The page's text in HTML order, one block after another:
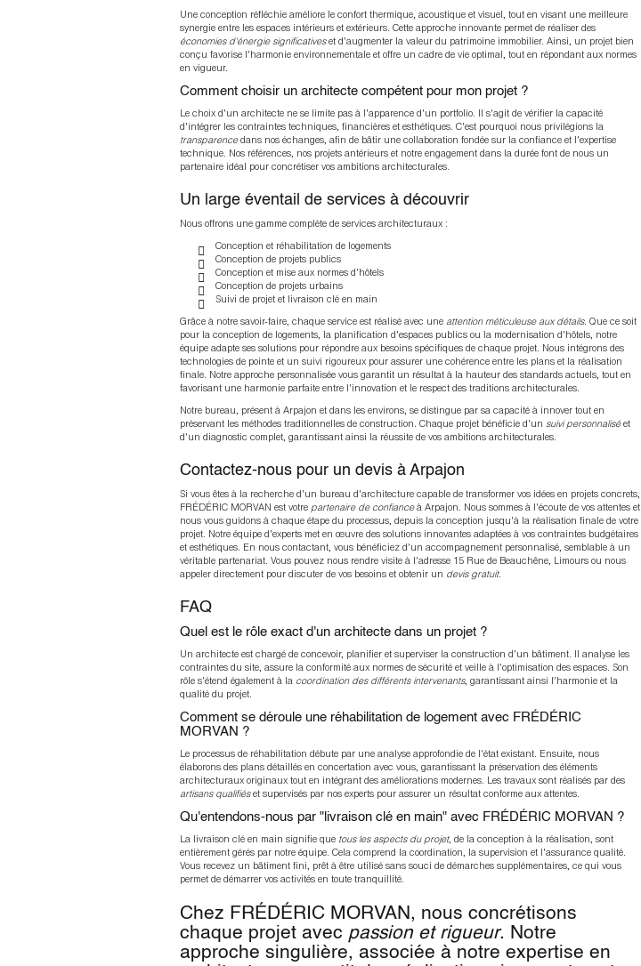
Une conception réfléchie améliore le confort thermique, acoustique et visuel, tout en visant une meilleure
synergie entre les espaces intérieurs et extérieurs. Cette approche innovante permet de réaliser des
économies d'énergie significativeset d'augmenter la valeur du patrimoine immobilier. Ainsi, un projet bien
conçu favorise l'harmonie environnementale et offre un cadre de vie optimal, tout en répondant aux normes
en vigueur.
Comment choisir un architecte compétent pour mon projet ?
Le choix d'un architecte ne se limite pas à l'apparence d'un portfolio. Il s'agit de vérifier la capacité
d'intégrer les contraintes techniques, financières et esthétiques. C'est pourquoi nous privilégions la
transparencedans nos échanges, afin de bâtir une collaboration fondée sur la confiance et l'expertise
technique. Nos références, nos projets antérieurs et notre engagement dans la durée font de nous un
partenaire idéal pour concrétiser vos ambitions architecturales.
Un large éventail de services à découvrir
Nous offrons une gamme complète de services architecturaux :
Conception et réhabilitation de logements
Conception de projets publics
Conception et mise aux normes d'hôtels
Conception de projets urbains
Suivi de projet et livraison clé en main
Grâce à notre savoir-faire, chaque service est réalisé avec une attention méticuleuse aux détails. Que ce soit
pour la conception de logements, la planification d'espaces publics ou la modernisation d'hôtels, notre
équipe adapte ses solutions pour répondre aux besoins spécifiques de chaque projet. Nous intégrons des
technologies de pointe et un suivi rigoureux pour assurer une cohérence entre les plans et la réalisation
finale. Notre approche personnalisée vous garantit un résultat à la hauteur des standards actuels, tout en
favorisant une harmonie parfaite entre l'innovation et le respect des traditions architecturales.
Notre bureau, présent à Arpajon et dans les environs, se distingue par sa capacité à innover tout en
préservant les méthodes traditionnelles de construction. Chaque projet bénéficie d'un suivi personnaliséet
d'un diagnostic complet, garantissant ainsi la réussite de vos ambitions architecturales.
Contactez-nous pour un devis à Arpajon
Si vous êtes à la recherche d'un bureau d'architecture capable de transformer vos idées en projets concrets,
FRÉDÉRIC MORVAN est votre partenaire de confianceà Arpajon. Nous sommes à l'écoute de vos attentes et
nous vous guidons à chaque étape du processus, depuis la conception jusqu'à la réalisation finale de votre
projet. Notre équipe d'experts met en œuvre des solutions innovantes adaptées à vos contraintes budgétaires
et esthétiques. En nous contactant, vous bénéficiez d'un accompagnement personnalisé, semblable à un
véritable partenariat. Vous pouvez nous rendre visite à l'adresse 15 Rue de Beauchêne, Limours ou nous
appeler directement pour discuter de vos besoins et obtenir un devis gratuit.
FAQ
Quel est le rôle exact d'un architecte dans un projet ?
Un architecte est chargé de concevoir, planifier et superviser la construction d'un bâtiment. Il analyse les
contraintes du site, assure la conformité aux normes de sécurité et veille à l'optimisation des espaces. Son
rôle s'étend également à la coordination des différents intervenants, garantissant ainsi l'harmonie et la
qualité du projet.
Comment se déroule une réhabilitation de logement avec FRÉDÉRIC
MORVAN ?
Le processus de réhabilitation débute par une analyse approfondie de l'état existant. Ensuite, nous
élaborons des plans détaillés en concertation avec vous, garantissant la préservation des éléments
architecturaux originaux tout en intégrant des améliorations modernes. Les travaux sont réalisés par des
artisans qualifiéset supervisés par nos experts pour assurer un résultat conforme aux attentes.
Qu'entendons-nous par "livraison clé en main" avec FRÉDÉRIC MORVAN ?
La livraison clé en main signifie que tous les aspects du projet, de la conception à la réalisation, sont
entièrement gérés par notre équipe. Cela comprend la coordination, la supervision et l'assurance qualité.
Vous recevez un bâtiment fini, prêt à être utilisé sans souci de démarches supplémentaires, ce qui vous
permet de démarrer vos activités en toute tranquillité.
Chez FRÉDÉRIC MORVAN, nous concrétisons
chaque projet avec passion et rigueur. Notre
approche singulière, associée à notre expertise en